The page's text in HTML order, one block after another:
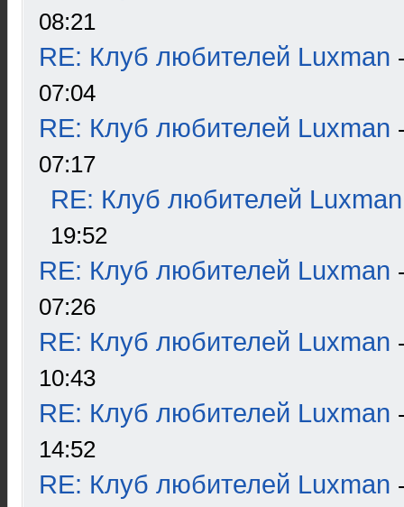
08:21
RE: Клуб любителей Luxman
07:04
RE: Клуб любителей Luxman
07:17
RE: Клуб любителей Luxman
19:52
RE: Клуб любителей Luxman
07:26
RE: Клуб любителей Luxman
10:43
RE: Клуб любителей Luxman
14:52
RE: Клуб любителей Luxman